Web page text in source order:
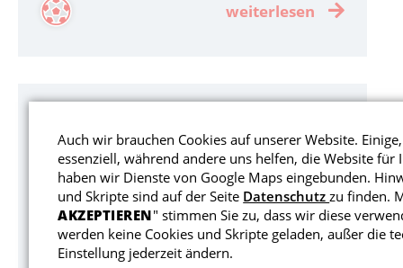
weiterlesen
Herren II
Kreisliga A1 - Spieltag 17 - 26.02.2023
| TSV Schwaikheim II
| TSV Miedelsbach
Auch wir brauchen Cookies auf unserer Website.
essenziell, während andere uns helfen, die Website
haben wir Dienste von Google Maps eingebunden.
und Skripte sind auf der Seite Datenschutzzu finden.
AKZEPTIEREN" stimmen Sie zu, dass wir diese
werden keine Cookies und Skripte geladen, außer die
Einstellung jederzeit ändern.